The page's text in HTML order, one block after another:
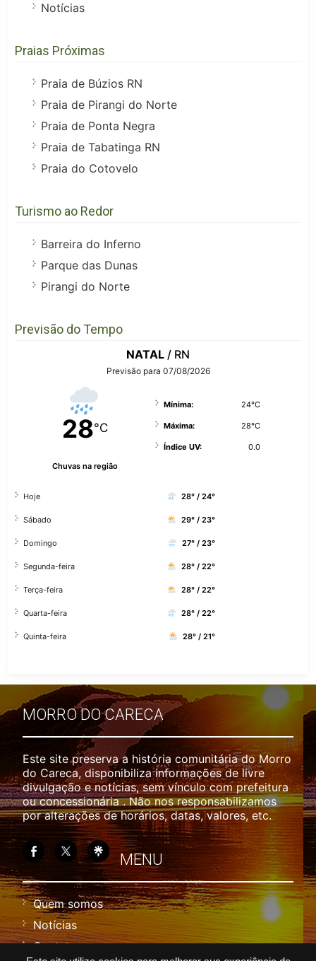
Notícias
Praias Próximas
Praia de Búzios RN
Praia de Pirangi do Norte
Praia de Ponta Negra
Praia de Tabatinga RN
Praia do Cotovelo
Turismo ao Redor
Barreira do Inferno
Parque das Dunas
Pirangi do Norte
Previsão do Tempo
NATAL / RN
Previsão para 07/08/2026
28°C
Chuvas na região
Mínima: 24°C
Máxima: 28°C
Índice UV: 0.0
Hoje 28° / 24°
Sábado 29° / 23°
Domingo 27° / 23°
Segunda-feira 28° / 22°
Terça-feira 28° / 22°
Quarta-feira 28° / 22°
Quinta-feira 28° / 21°
MORRO DO CARECA
Este site preserva a história comunitária do Morro
do Careca, disponibiliza informações de livre
divulgação e notícias, sem vínculo com prefeitura
ou concessionária . Não nos responsabilizamos
por alterações de horários, datas, valores, etc.
MENU
Quem somos
Notícias
Contato